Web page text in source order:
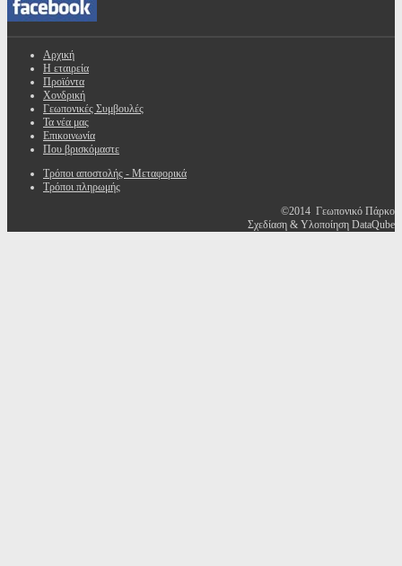
Αρχική
Η εταιρεία
Προϊόντα
Χονδρική
Γεωπονικές Συμβουλές
Τα νέα μας
Επικοινωνία
Που βρισκόμαστε
Τρόποι αποστολής - Μεταφορικά
Τρόποι πληρωμής
©2014 Γεωπονικό Πάρκο
Σχεδίαση & Υλοποίηση DataQube